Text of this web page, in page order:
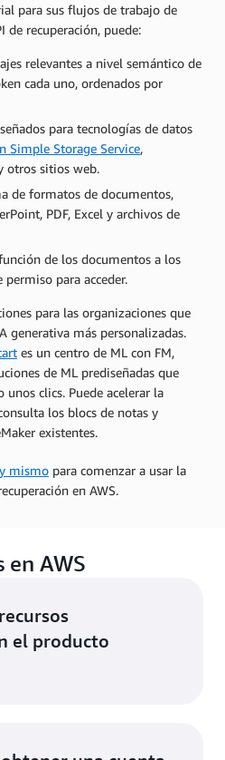
para sus flujos de trabajo de
de recuperación, puede:
relevantes a nivel semántico de
cada uno, ordenados por
para tecnologías de datos
Simple Storage Service,
otros sitios web.
de formatos de documentos,
PDF, Excel y archivos de
de los documentos a los
para acceder.
para las organizaciones que
generativa más personalizadas.
es un centro de ML con FM,
de ML prediseñadas que
clics. Puede acelerar la
los blocs de notas y
existentes.
mismo para comenzar a usar la
en AWS.
en AWS
el producto